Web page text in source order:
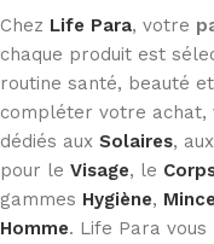
Chez Life Para, votre
chaque produit est
routine santé, beauté
compléter votre achat,
dédiés aux Solaires,
pour le Visage, le
gammes Hygiène,
Homme. Life Para